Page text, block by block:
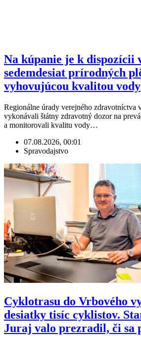
Na kúpanie je k dispozícii
sedemdesiat prírodných
vyhovujúcou kvalitou vody
Regionálne úrady verejného zdravotníctva
vykonávali štátny zdravotný dozor na
a monitorovali kvalitu vody…
07.08.2026, 00:01
Spravodajstvo
Cyklotrasu do Vrbového
desiatky tisíc cyklistov.
Juraj valo prezradil, či sa